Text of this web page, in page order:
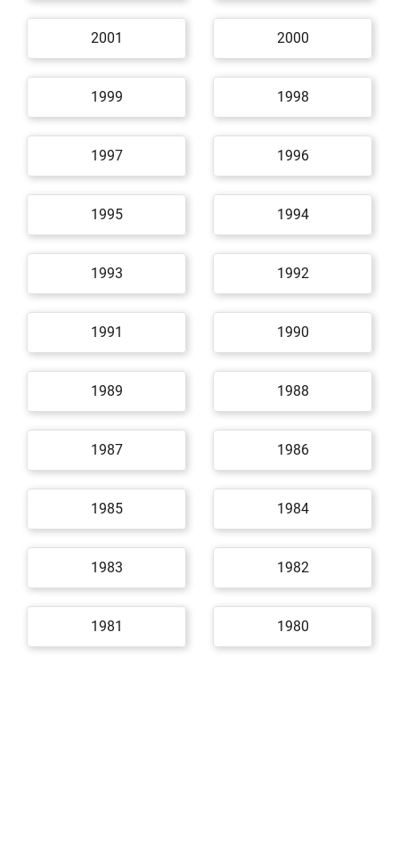
2001 2000
1999 1998
1997 1996
1995 1994
1993 1992
1991 1990
1989 1988
1987 1986
1985 1984
1983 1982
1981 1980